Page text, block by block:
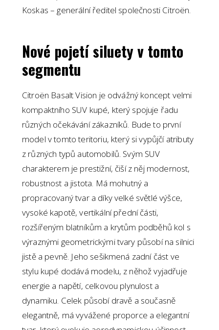
Koskas – generální ředitel společnosti Citroën.
Nové pojetí siluety v tomto
segmentu
Citroën Basalt Vision je odvážný koncept velmi
kompaktního SUV kupé, který spojuje řadu
různých očekávání zákazníků. Bude to první
model v tomto teritoriu, který si vypůjčí atributy
z různých typů automobilů. Svým SUV
charakterem je prestižní, čiší z něj modernost,
robustnost a jistota. Má mohutný a
propracovaný tvar a díky velké světlé výšce,
vysoké kapotě, vertikální přední části,
rozšířeným blatníkům a krytům podběhů kol s
výraznými geometrickými tvary působí na silnici
jistě a pevně. Jeho sešikmená zadní část ve
stylu kupé dodává modelu, z něhož vyjadřuje
energie a napětí, celkovou plynulost a
dynamiku. Celek působí dravě a současně
elegantně, má vyvážené proporce a elegantní